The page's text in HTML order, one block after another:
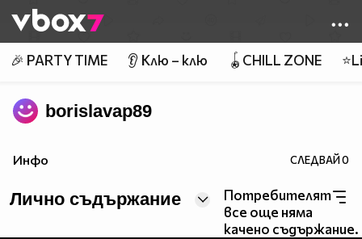
👾
🎉 PARTY TIME 👂 Клю – клю 🪀CHILL ZONE
borislavap89
Инфо СЛЕДВАЙ0
Лично съдържание
Потребителят
все още няма
качено съдържание.